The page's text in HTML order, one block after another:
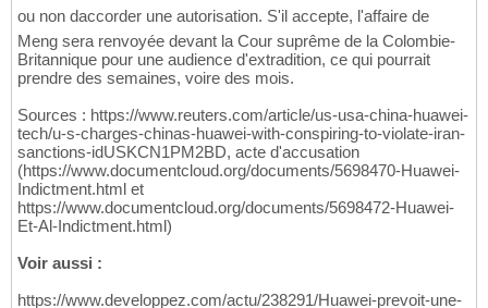
ou non daccorder une autorisation. S'il accepte, l'affaire de
Meng sera renvoyée devant la Cour suprême de la Colombie-
Britannique pour une audience d'extradition, ce qui pourrait
prendre des semaines, voire des mois.
Sources : https://www.reuters.com/article/us-usa-china-huawei-
tech/u-s-charges-chinas-huawei-with-conspiring-to-violate-iran-
sanctions-idUSKCN1PM2BD, acte d'accusation
(https://www.documentcloud.org/documents/5698470-Huawei-
Indictment.html et
https://www.documentcloud.org/documents/5698472-Huawei-
Et-Al-Indictment.html)
Voir aussi :
https://www.developpez.com/actu/238291/Huawei-prevoit-une-